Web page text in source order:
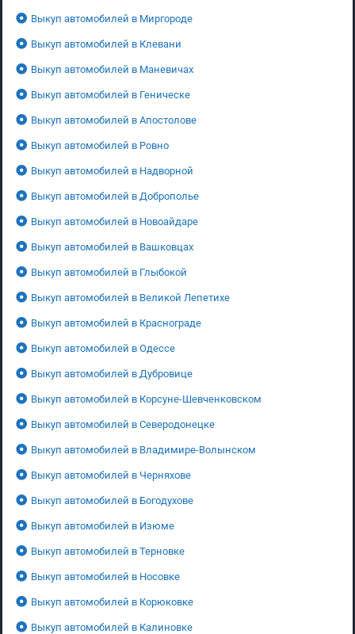
Выкуп автомобилей в Миргороде
Выкуп автомобилей в Клевани
Выкуп автомобилей в Маневичах
Выкуп автомобилей в Геническе
Выкуп автомобилей в Апостолове
Выкуп автомобилей в Ровно
Выкуп автомобилей в Надворной
Выкуп автомобилей в Доброполье
Выкуп автомобилей в Новоайдаре
Выкуп автомобилей в Вашковцах
Выкуп автомобилей в Глыбокой
Выкуп автомобилей в Великой Лепетихе
Выкуп автомобилей в Краснограде
Выкуп автомобилей в Одессе
Выкуп автомобилей в Дубровице
Выкуп автомобилей в Корсуне-Шевченковском
Выкуп автомобилей в Северодонецке
Выкуп автомобилей в Владимире-Волынском
Выкуп автомобилей в Черняхове
Выкуп автомобилей в Богодухове
Выкуп автомобилей в Изюме
Выкуп автомобилей в Терновке
Выкуп автомобилей в Носовке
Выкуп автомобилей в Корюковке
Выкуп автомобилей в Калиновке